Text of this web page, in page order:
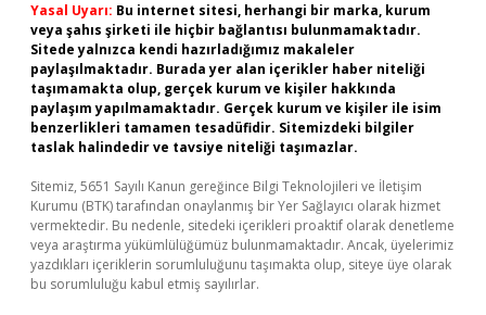
Yasal Uyarı: Bu internet sitesi, herhangi bir marka, kurum
veya şahıs şirketi ile hiçbir bağlantısı bulunmamaktadır.
Sitede yalnızca kendi hazırladığımız makaleler
paylaşılmaktadır. Burada yer alan içerikler haber niteliği
taşımamakta olup, gerçek kurum ve kişiler hakkında
paylaşım yapılmamaktadır. Gerçek kurum ve kişiler ile isim
benzerlikleri tamamen tesadüfidir. Sitemizdeki bilgiler
taslak halindedir ve tavsiye niteliği taşımazlar.
Sitemiz, 5651 Sayılı Kanun gereğince Bilgi Teknolojileri ve İletişim
Kurumu (BTK) tarafından onaylanmış bir Yer Sağlayıcı olarak hizmet
vermektedir. Bu nedenle, sitedeki içerikleri proaktif olarak denetleme
veya araştırma yükümlülüğümüz bulunmamaktadır. Ancak, üyelerimiz
yazdıkları içeriklerin sorumluluğunu taşımakta olup, siteye üye olarak
bu sorumluluğu kabul etmiş sayılırlar.